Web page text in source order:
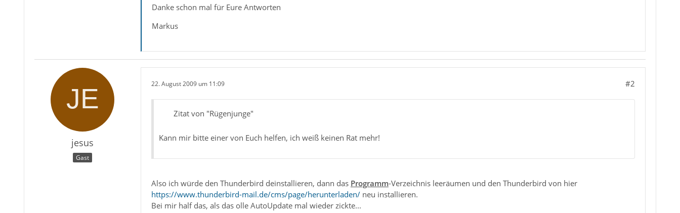
Danke schon mal für Eure Antworten
Markus
jesus
Gast
22. August 2009 um 11:09 #2
Zitat von "Rügenjunge"
Kann mir bitte einer von Euch helfen, ich weiß keinen Rat mehr!
Also ich würde den Thunderbird deinstallieren, dann das Programm-Verzeichnis leeräumen und den Thunderbird von hier
https://www.thunderbird-mail.de/cms/page/herunterladen/neu installieren.
Bei mir half das, als das olle AutoUpdate mal wieder zickte...